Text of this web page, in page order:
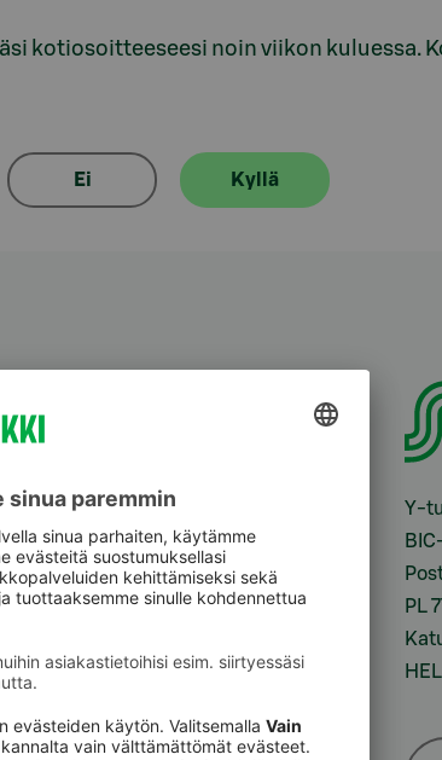
kotiosoitteeseesi noin viikon kuluessa.
Ei Kyllä
Päivitä asiakastietosi
Tarkista
verkkopankkitunnuksesi
Tule asiakkaaksi
Palveluhinnasto
Y-
PL